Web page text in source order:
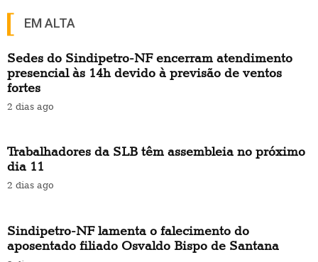
EM ALTA
Sedes do Sindipetro-NF encerram atendimento
presencial às 14h devido à previsão de ventos
fortes
2 dias ago
Trabalhadores da SLB têm assembleia no próximo
dia 11
2 dias ago
Sindipetro-NF lamenta o falecimento do
aposentado filiado Osvaldo Bispo de Santana